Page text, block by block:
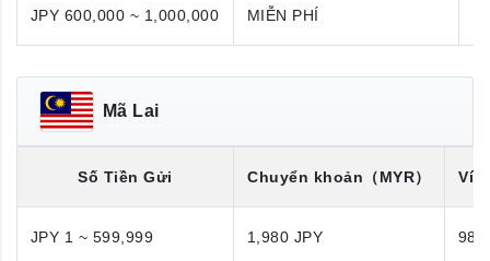
JPY 600,000 ~ 1,000,000 MIỄN PHÍ
Mã Lai
Số Tiền Gửi Chuyển khoản （MYR） Ví
JPY 1 ~ 599,999 1,980 JPY 980